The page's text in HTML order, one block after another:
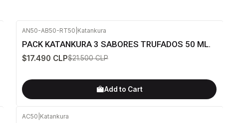
AN50-AB50-RT50 Katankura
PACK KATANKURA 3 SABORES TRUFADOS 50 ML.
$17.490 CLP$21.500 CLP
Add to Cart
AC50 Katankura